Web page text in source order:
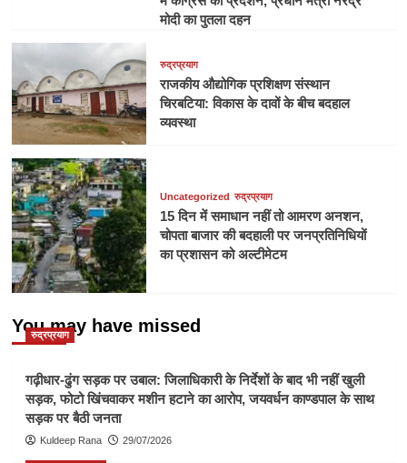
मोदी का पुतला दहन
रुद्रप्रयाग
राजकीय औद्योगिक प्रशिक्षण संस्थान
चिरबटिया: विकास के दावों के बीच बदहाल
व्यवस्था
Uncategorized रुद्रप्रयाग
15 दिन में समाधान नहीं तो आमरण अनशन,
चोपता बाजार की बदहाली पर जनप्रतिनिधियों
का प्रशासन को अल्टीमेटम
You may have missed
रुद्रप्रयाग
गढ़ीधार-ढुंग सड़क पर उबाल: जिलाधिकारी के निर्देशों के बाद भी नहीं खुली
सड़क, फोटो खिंचवाकर मशीन हटाने का आरोप, जयवर्धन काण्डपाल के साथ
सड़क पर बैठी जनता
Kuldeep Rana 29/07/2026